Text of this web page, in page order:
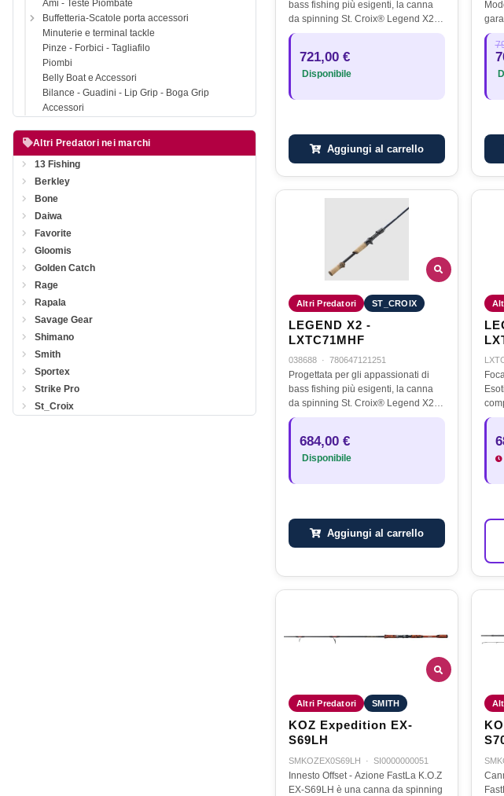
Ami - Teste Piombate
Buffetteria-Scatole porta accessori
Minuterie e terminal tackle
Pinze - Forbici - Tagliafilo
Piombi
Belly Boat e Accessori
Bilance - Guadini - Lip Grip - Boga Grip
Accessori
Altri Predatori nei marchi
13 Fishing
Berkley
Bone
Daiwa
Favorite
Gloomis
Golden Catch
Rage
Rapala
Savage Gear
Shimano
Smith
Sportex
Strike Pro
St_Croix
bass fishing più esigenti, la canna
da spinning St. Croix® Legend X2
rappresenta l’eccellenza in termini
prestazioni. Pensata per chi…
721,00 €
Disponibile
Aggiungi al carrello
Fin
Altri Predatori ST_CROIX
LEGEND X2 -
LXTC71MHF
038688 · 780647121251
Progettata per gli appassionati di
bass fishing più esigenti, la canna
da spinning St. Croix® Legend X2
rappresenta l’eccellenza in termini
prestazioni. Pensata per chi…
684,00 €
Disponibile
Aggiungi al carrello
Altri Predatori SMITH
KOZ Expedition EX-
S69LH
SMKOZEX0S69LH · SI0000000051
Innesto Offset - Azione FastLa K.O.Z
EX-S69LH è una canna da spinning